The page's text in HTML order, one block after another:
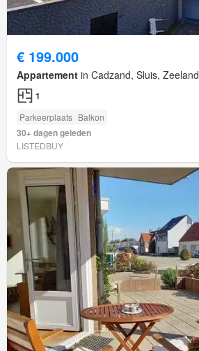
€ 199.000
Appartement in Cadzand, Sluis, Zeeland
1
Parkeerplaats Balkon
30+ dagen geleden
LISTEDBUY